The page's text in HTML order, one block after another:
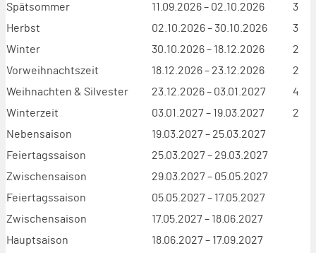
Spätsommer
11.09.2026 – 02.10.2026
3
Herbst
02.10.2026 – 30.10.2026
3
Winter
30.10.2026 – 18.12.2026
2
Vorweihnachtszeit
18.12.2026 – 23.12.2026
2
Weihnachten & Silvester
23.12.2026 – 03.01.2027
4
Winterzeit
03.01.2027 – 19.03.2027
2
Nebensaison
19.03.2027 – 25.03.2027
Feiertagssaison
25.03.2027 – 29.03.2027
Zwischensaison
29.03.2027 – 05.05.2027
Feiertagssaison
05.05.2027 – 17.05.2027
Zwischensaison
17.05.2027 – 18.06.2027
Hauptsaison
18.06.2027 – 17.09.2027